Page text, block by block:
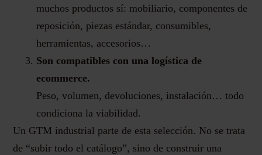
muchos productos sí: mobiliario, componentes de
reposición, piezas estándar, consumibles,
herramientas, accesorios…
Son compatibles con una logística de
ecommerce.
Peso, volumen, devoluciones, instalación… todo
condiciona la viabilidad.
Un GTM industrial parte de esta selección. No se trata
de “subir todo el catálogo”, sino de construir una